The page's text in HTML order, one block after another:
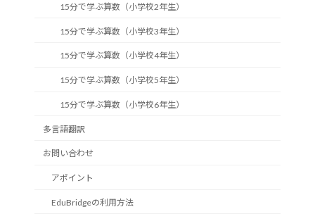
15分で学ぶ算数（小学校2年生）
15分で学ぶ算数（小学校3年生）
15分で学ぶ算数（小学校4年生）
15分で学ぶ算数（小学校5年生）
15分で学ぶ算数（小学校6年生）
多言語翻訳
お問い合わせ
アポイント
EduBridgeの利用方法